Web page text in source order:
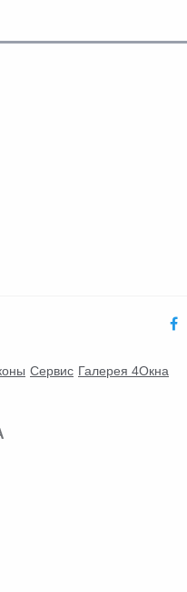
Сервис Галерея 4Окна